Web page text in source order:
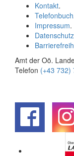
Kontakt.
Telefonbuch
Impressum.
Datenschutz
Amt der Oö.
Telefon (+43 732)